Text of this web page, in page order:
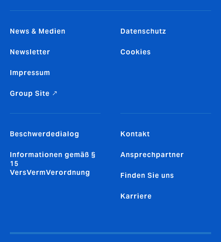
News & Medien
Newsletter
Impressum
Group Site ↗
Datenschutz
Cookies
Beschwerdedialog
Informationen gemäß §
15
VersVermVerordnung
Kontakt
Ansprechpartner
Finden Sie uns
Karriere